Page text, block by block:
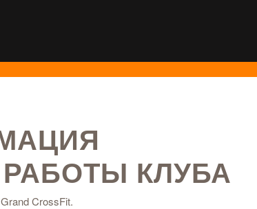
КЛУБА
CrossFit.